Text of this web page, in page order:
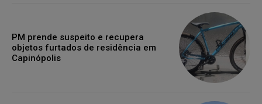
PM prende suspeito e recupera
objetos furtados de residência em
Capinópolis